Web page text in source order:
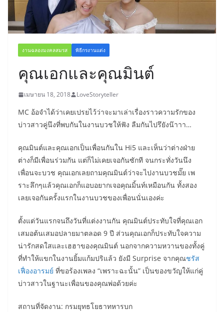
งานฉลองมงคลสมรส พิธีกรงานแต่ง
คุณเอกและคุณมินต์
เมษายน 18, 2018 LoveStoryteller
MC อ้อจำได้ว่าเคยเปรยไว้ว่าจะมาเล่าเรื่องราวความรักของ
บ่าวสาวคู่นึงที่พบกันในงานบวชให้ฟัง ลืมกันไปรึยังน๊าาา…
คุณมินต์และคุณเอกเป็นเพื่อนกันใน Hi5 และเห็นว่าต่างฝ่าย
ต่างก็มีเพื่อนร่วมกัน แต่ก็ไม่เคยเจอกันซักที จนกระทั่งวันนึง
เพื่อนจะบวช คุณเอกเลยถามคุณมินต์ว่าจะไปงานบวชมั๊ย เพ
ราะลึกๆแล้วคุณเอกก็แอบอยากเจอคุณมิ้นท์เหมือนกัน ทั้งสอง
เลยเจอกันครั้งแรกในงานบวชของเพื่อนนั่นเองค่ะ
ตั้งแต่วันแรกจนถึงวันที่แต่งงานกัน คุณมินต์ประทับใจที่คุณเอก
เสมอต้นเสมอปลายมาตลอด 9 ปี ส่วนคุณเอกก็ประทับใจความ
น่ารักสดใสและเฮฮาของคุณมินต์ นอกจากความหวานของทั้งคู่
ที่ทำให้แขกในงานยิ้มแก้มปริแล้ว ยังมี Surprise จากคุณชรัส
เฟื่องอารมย์ ที่ขอร้องเพลง “เพราะฉะนั้น” เป็นของขวัญให้แก่คู่
บ่าวสาวในฐานะเพื่อนของคุณพ่อด้วยค่ะ
สถานที่จัดงาน: กรมยุทธโยธาทหารบก